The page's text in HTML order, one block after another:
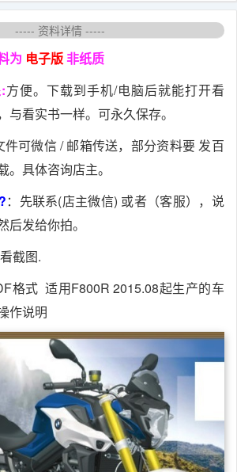
----- 资料详情 -----
为 电子版非纸质
方便。下载到手机/电脑后就能打开看
与看实书一样。可永久保存。
件可微信 / 邮箱传送，部分资料要 发百
。具体咨询店主。
：先联系(店主微信) 或者（客服），说
后发给你拍。
截图.
格式 适用F800R 2015.08起生产的车
作说明